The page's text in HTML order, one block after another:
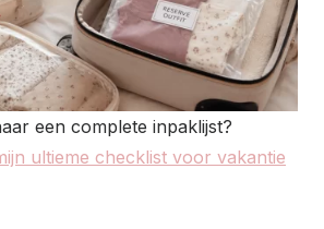
een complete inpaklijst?
ultieme checklist voor vakantie